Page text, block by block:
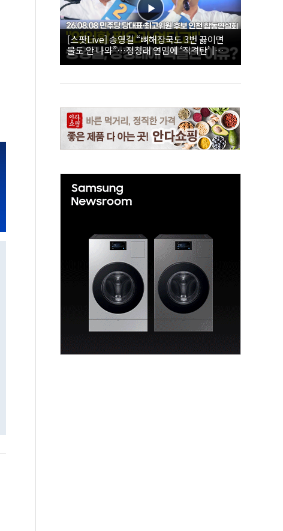
[스팟Live] 송영길 “뼈해장국도 3번 끓이면
물도 안 나와”…정청래 연임에 ‘직격탄’ |
26.08.08 더불어민주당 당대표·최고위원 후